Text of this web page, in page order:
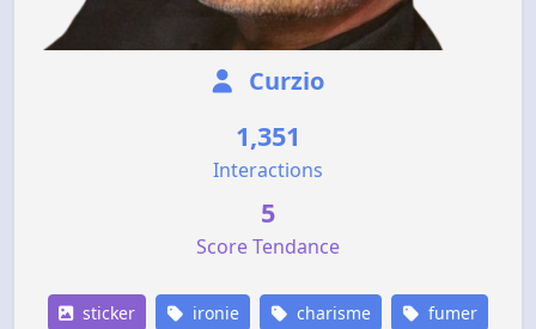
Curzio
1,351
Interactions
5
Score Tendance
sticker ironie charisme fumer